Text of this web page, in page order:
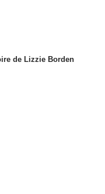
de Lizzie Borden